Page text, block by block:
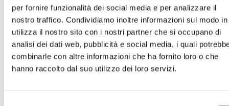
per fornire funzionalità dei social media e per analizzare il
nostro traffico. Condividiamo inoltre informazioni sul modo
utilizza il nostro sito con i nostri partner che si occupano di
analisi dei dati web, pubblicità e social media, i quali
combinarle con altre informazioni che ha fornito loro o che
hanno raccolto dal suo utilizzo dei loro servizi.
La Toscana e le verdi campagne in cui è immerso il Monsignor della
Casa Country…
Scopri di più
Le nostre offerte esclusive
Le nostre proposte per la tua vacanza di charme